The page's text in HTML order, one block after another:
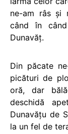
ne-am râs şi
când în
Dunavăţ.
Din păcate
picături de
oră, dar
deschidă
Dunavăţu de
la un fel de